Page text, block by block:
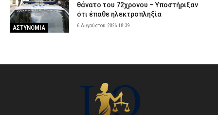
ΑΣΤΥΝΟΜΙΑ
θάνατο του 72χρονου – Υποστήριξαν
ότι έπαθε ηλεκτροπληξία
6 Αυγούστου 2026 18:39